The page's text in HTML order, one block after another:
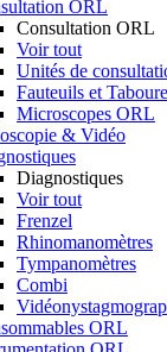
ORL
Consultation ORL
Voir tout
Unités de
Fauteuils et
Microscopes ORL
& Vidéo
Diagnostiques
Voir tout
Frenzel
Rhinomanomètres
Tympanomètres
Combi
ORL